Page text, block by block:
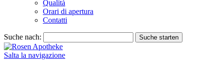
Qualità
Orari di apertura
Contatti
Suche nach: Suche starten
Salta la navigazione